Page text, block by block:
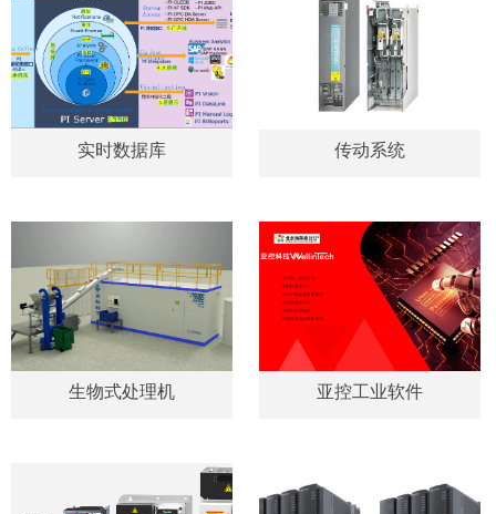
实时数据库 传动系统
生物式处理机 亚控工业软件